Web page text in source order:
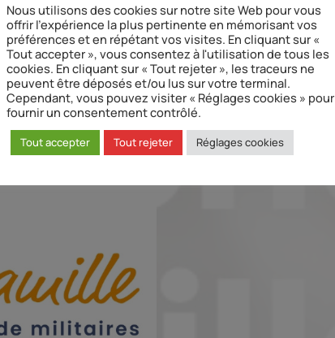
Nous utilisons des cookies sur notre site Web pour vous
offrir l'expérience la plus pertinente en mémorisant vos
préférences et en répétant vos visites. En cliquant sur «
Tout accepter », vous consentez à l'utilisation de tous les
cookies. En cliquant sur « Tout rejeter », les traceurs ne
peuvent être déposés et/ou lus sur votre terminal.
Cependant, vous pouvez visiter « Réglages cookies » pour
fournir un consentement contrôlé.
Tout accepter Tout rejeter Réglages cookies